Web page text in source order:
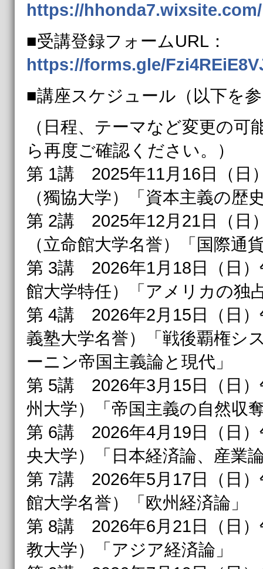
https://
■受講登録フォームURL：
https://forms.gle/
■講座スケジュール（以下を
（日程、テーマなど変更の可
ら再度ご確認ください。）
第 1講 2025年11月16日（日
（獨協大学）「資本主義の歴
第 2講 2025年12月21日（日
（立命館大学名誉）「国際通
第 3講 2026年1月18日（日）
館大学特任）「アメリカの独
第 4講 2026年2月15日（日）
義塾大学名誉）「戦後覇権シ
ーニン帝国主義論と現代」
第 5講 2026年3月15日（日）
州大学）「帝国主義の自然収
第 6講 2026年4月19日（日）
央大学）「日本経済論、産業
第 7講 2026年5月17日（日）
館大学名誉）「欧州経済論」
第 8講 2026年6月21日（日
教大学）「アジア経済論」